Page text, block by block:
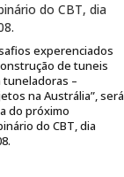
experenciados
de tuneis
tuneladoras –
na Austrália”, será
do próximo
do CBT, dia